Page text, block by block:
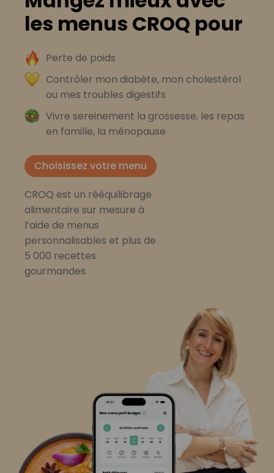
les menus CROQ pour
Perte de poids
Contrôler mon diabète, mon cholestérol
ou mes troubles digestifs
Vivre sereinement la grossesse, les repas
en famille, la ménopause
Choisissez votre menu
CROQ est un rééquilibrage
alimentaire sur mesure à
l’aide de menus
personnalisables et plus de
5 000 recettes
gourmandes